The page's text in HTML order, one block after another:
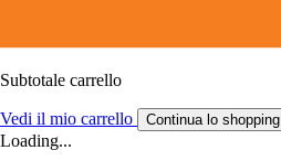
Subtotale carrello
Vedi il mio carrello Continua lo shopping
Loading...